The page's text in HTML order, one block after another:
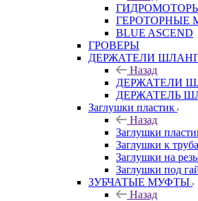
ГЕРОТОРНЫЕ
BLUE ASCEND
ГРОВЕРЫ
ДЕРЖАТЕЛИ
Назад
ДЕРЖАТЕЛИ
ДЕРЖАТЕЛЬ
Заглушки пластик
Назад
Заглушки
Заглушки к
Заглушки на
Заглушки под
ЗУБЧАТЫЕ МУФТЫ
Назад